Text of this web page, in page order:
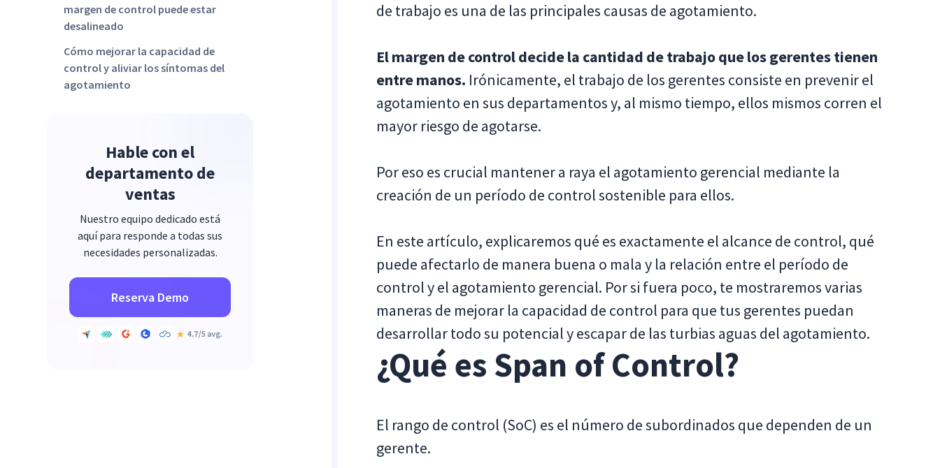
margen de control puede estar
desalineado
Cómo mejorar la capacidad de
control y aliviar los síntomas del
agotamiento
Hable con el
departamento de
ventas
Nuestro equipo dedicado está
aquí para responde a todas sus
necesidades personalizadas.
Reserva Demo
de trabajo es una de las principales causas de agotamiento.
El margen de control decide la cantidad de trabajo que los gerentes tienen
entre manos. Irónicamente, el trabajo de los gerentes consiste en prevenir el
agotamiento en sus departamentos y, al mismo tiempo, ellos mismos corren el
mayor riesgo de agotarse.
Por eso es crucial mantener a raya el agotamiento gerencial mediante la
creación de un período de control sostenible para ellos.
En este artículo, explicaremos qué es exactamente el alcance de control, qué
puede afectarlo de manera buena o mala y la relación entre el período de
control y el agotamiento gerencial. Por si fuera poco, te mostraremos varias
maneras de mejorar la capacidad de control para que tus gerentes puedan
desarrollar todo su potencial y escapar de las turbias aguas del agotamiento.
¿Qué es Span of Control?
El rango de control (SoC) es el número de subordinados que dependen de un
gerente.